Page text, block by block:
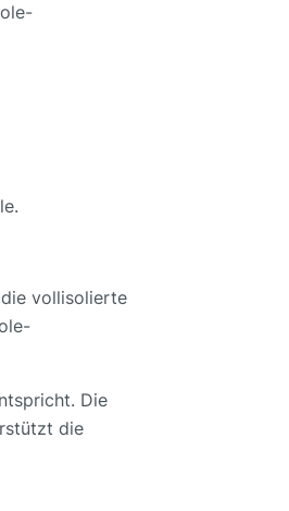
vollisolierte
Die
die